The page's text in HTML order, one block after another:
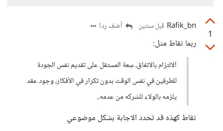
1
Rafik_bn قبل سنتين أضف ردا
ربما نقاط مثل:
الالتزام بالاتفاق، سِعة المستقل على تقديم نفس الجودة
للطرفين في نفس الوقت بدون تكرار في الأفكار، وجود عقد
يلزمه بالولاء للشركه من عدمه..
نقاط كهذه قد تحدد الاجابة بشكل موضوعي